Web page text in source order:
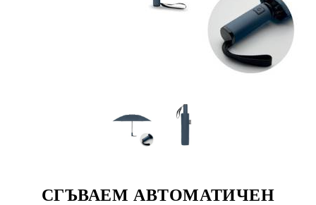
СГЪВАЕМ АВТОМАТИЧЕН